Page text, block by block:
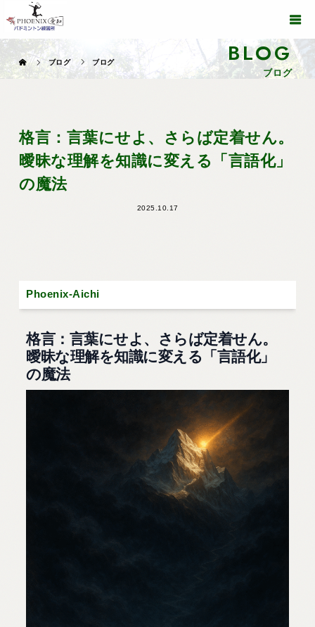
BLOG
ブログ
ブログ ブログ
格言：言葉にせよ、さらば定着せん。
曖昧な理解を知識に変える「言語化」
の魔法
2025.10.17
Phoenix-Aichi
格言：言葉にせよ、さらば定着せん。
曖昧な理解を知識に変える「言語化」
の魔法